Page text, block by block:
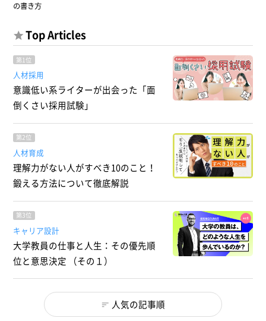
の書き方
Top Articles
第1位
人材採用
意識低い系ライターが出会った「面
倒くさい採用試験」
第2位
人材育成
理解力がない人がすべき10のこと！
鍛える方法について徹底解説
第3位
キャリア設計
大学教員の仕事と人生：その優先順
位と意思決定 （その１）
人気の記事順